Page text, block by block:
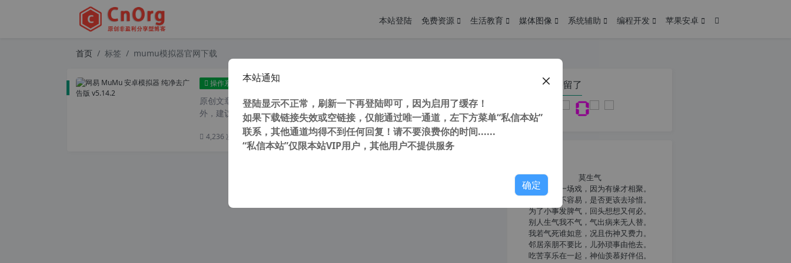
本站登陆 免费资源 生活教育 媒体图像 系统辅助 编程开发 苹果安卓
首页 标签 mumu模拟器官网下载
操作系统 网易 MuMu 安卓模拟器 纯净去广告版 v5.14.2
原创文章，转载请注明： 转载自cnorg.12hp.de 注意：由于网站空间位于国
外，建议避开晚上的访问高峰期...
4,236 次浏览次阅读 2026年2月12日
您在本页停留了
莫生气
人生就像一场戏，因为有缘才相聚。
相扶到老不容易，是否更该去珍惜。
为了小事发脾气，回头想想又何必。
别人生气我不气，气出病来无人替。
我若气死谁如意，况且伤神又费力。
邻居亲朋不要比，儿孙琐事由他去。
吃苦享乐在一起，神仙羡慕好伴侣。
本站通知
登陆显示不正常，刷新一下再登陆即可，因为启用了缓存！
如果下载链接失效或空链接，仅能通过唯一通道，左下方菜单“私信本站”
联系，其他通道均得不到任何回复！请不要浪费你的时间......
“私信本站”仅限本站VIP用户，其他用户不提供服务
确定